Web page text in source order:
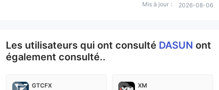
Mis à jour： 2026-08-06
Les utilisateurs qui ont consulté DASUN ont
également consulté..
GTCFX XM